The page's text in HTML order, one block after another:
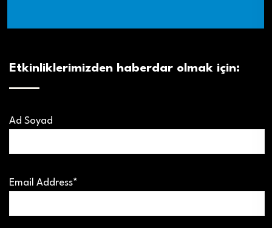
Etkinliklerimizden haberdar olmak için:
Ad Soyad
Email Address*